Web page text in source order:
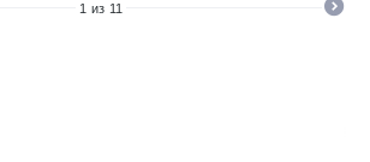
1 из 11